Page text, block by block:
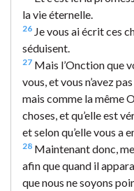
la vie éternelle.
26 Je vous ai écrit ces
séduisent.
27 Mais l’Onction que
vous, et vous n’avez
mais comme la même
choses, et qu’elle est
et selon qu’elle vous a
28 Maintenant donc,
afin que quand il
que nous ne soyons